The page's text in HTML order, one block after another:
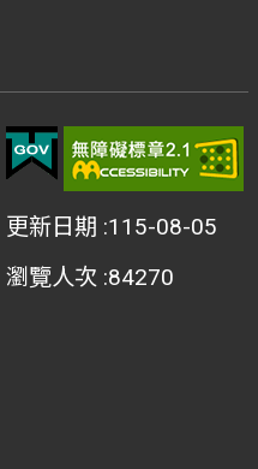
更新日期 115-08-05
瀏覽人次 84270